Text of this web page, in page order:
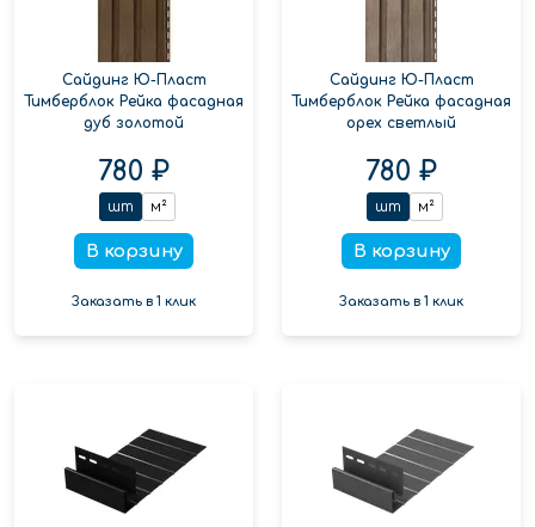
Сайдинг Ю-Пласт
Тимберблок Рейка фасадная
дуб золотой
780 ₽
шт м²
В корзину
Заказать в 1 клик
Сайдинг Ю-Пласт
Тимберблок Рейка фасадная
орех светлый
780 ₽
шт м²
В корзину
Заказать в 1 клик